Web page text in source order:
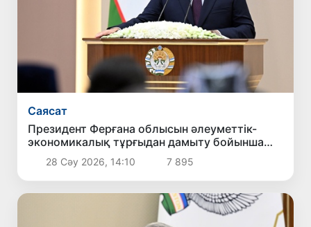
Саясат
Президент Ферғана облысын әлеуметтік-
экономикалық тұрғыдан дамыту бойынша
жиналыс өткізді
28 Сәу 2026, 14:10 7 895